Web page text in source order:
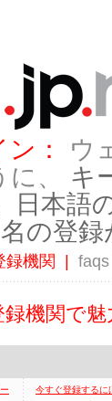
：
ウ
、 キ
日本語
の登
録機関 faqs
録機関で
今すぐ登録するに